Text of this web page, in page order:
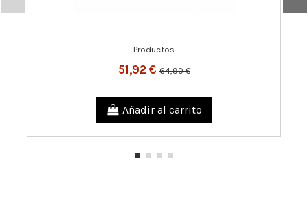
Productos
51,92 €64,90 €
Añadir al carrito